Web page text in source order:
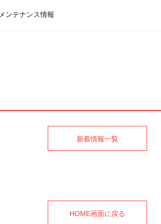
メンテナンス情報
新着情報一覧
HOME画面に戻る